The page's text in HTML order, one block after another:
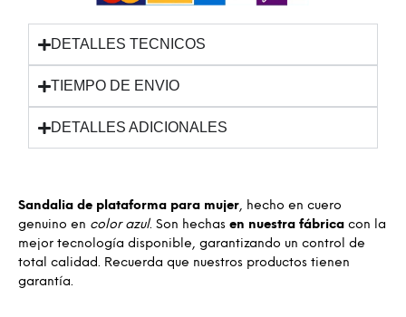
DETALLES TECNICOS
TIEMPO DE ENVIO
DETALLES ADICIONALES
Sandalia de plataforma para mujer, hecho en cuero
genuino en color azul. Son hechas en nuestra fábrica con la
mejor tecnología disponible, garantizando un control de
total calidad. Recuerda que nuestros productos tienen
garantía.